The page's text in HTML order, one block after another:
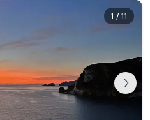
1 /11